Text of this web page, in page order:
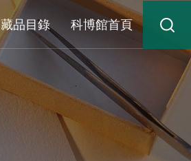
藏品目錄 科博館首頁